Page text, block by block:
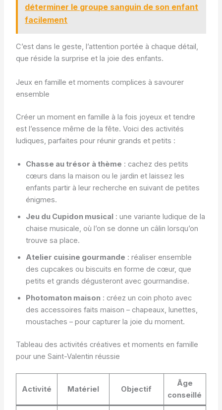
déterminer le groupe sanguin de son enfant
facilement
C’est dans le geste, l’attention portée à chaque détail,
que réside la surprise et la joie des enfants.
Jeux en famille et moments complices à savourer
ensemble
Créer un moment en famille à la fois joyeux et tendre
est l’essence même de la fête. Voici des activités
ludiques, parfaites pour réunir grands et petits :
Chasse au trésor à thème : cachez des petits
cœurs dans la maison ou le jardin et laissez les
enfants partir à leur recherche en suivant de petites
énigmes.
Jeu du Cupidon musical : une variante ludique de la
chaise musicale, où l’on se donne un câlin lorsqu’on
trouve sa place.
Atelier cuisine gourmande : réaliser ensemble
des cupcakes ou biscuits en forme de cœur, que
petits et grands dégusteront avec gourmandise.
Photomaton maison : créez un coin photo avec
des accessoires faits maison – chapeaux, lunettes,
moustaches – pour capturer la joie du moment.
Tableau des activités créatives et moments en famille
pour une Saint-Valentin réussie
Activité Matériel Objectif
Âge
conseillé